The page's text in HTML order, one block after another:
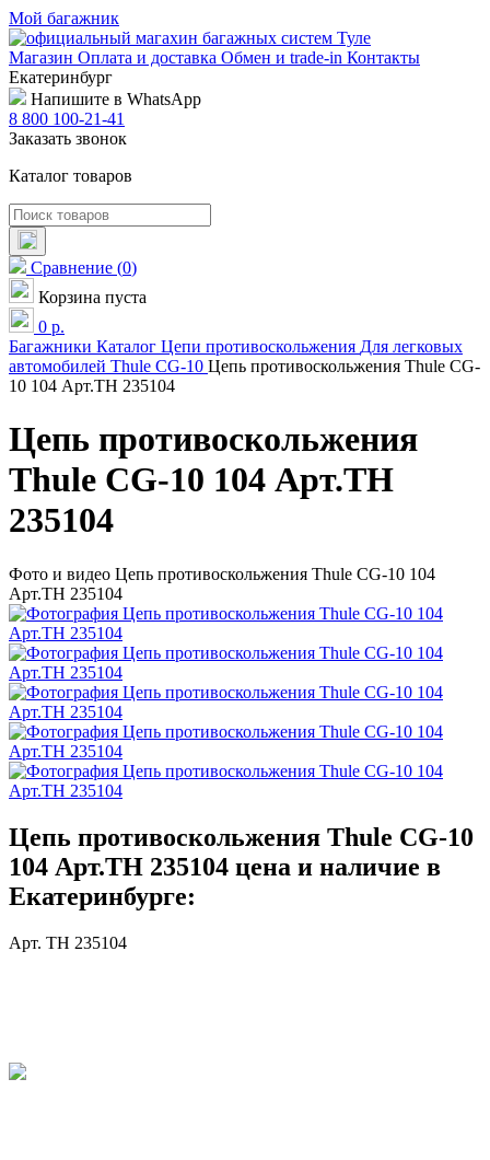
Мой багажник
Магазин Оплата и доставка Обмен и trade-in Контакты
Екатеринбург
Напишите в WhatsApp
8 800 100-21-41
Заказать звонок
Каталог товаров
Сравнение (0)
Корзина пуста
0 р.
Багажники Каталог Цепи противоскольжения Для легковых
автомобилей Thule CG-10 Цепь противоскольжения Thule CG-
10 104 Арт.TH 235104
Цепь противоскольжения
Thule CG-10 104 Арт.TH
235104
Фото и видео Цепь противоскольжения Thule CG-10 104
Арт.TH 235104
Цепь противоскольжения Thule CG-10
104 Арт.TH 235104 цена и наличие в
Екатеринбурге:
Арт. TH 235104